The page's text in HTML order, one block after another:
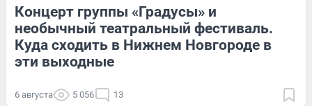
Концерт группы «Градусы» и
необычный театральный фестиваль.
Куда сходить в Нижнем Новгороде в
эти выходные
6 августа 5 056 13